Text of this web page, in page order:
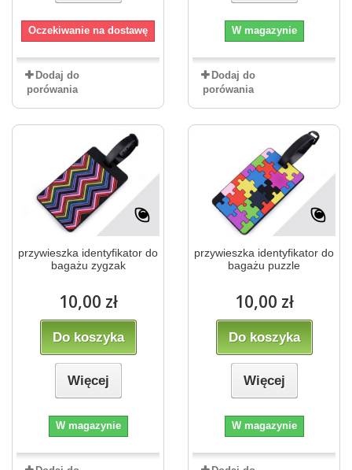
Oczekiwanie na dostawę
Dodaj do
porówania
W magazynie
Dodaj do
porówania
przywieszka identyfikator do
bagażu zygzak
10,00 zł
Do koszyka
Więcej
W magazynie
przywieszka identyfikator do
bagażu puzzle
10,00 zł
Do koszyka
Więcej
W magazynie